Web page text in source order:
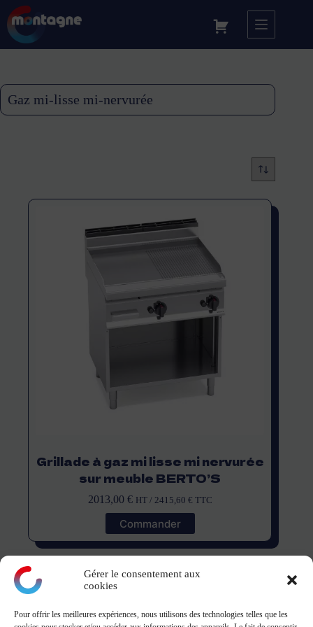
Gérer le consentement aux
cookies
Pour offrir les meilleures expériences, nous utilisons des technologies telles que les
Gaz mi-lisse mi-nervurée
Grillade à gaz mi lisse mi nervurée
sur meuble BERTO’S
2013,00 € HT / 2415,60 € TTC
Commander
montagne